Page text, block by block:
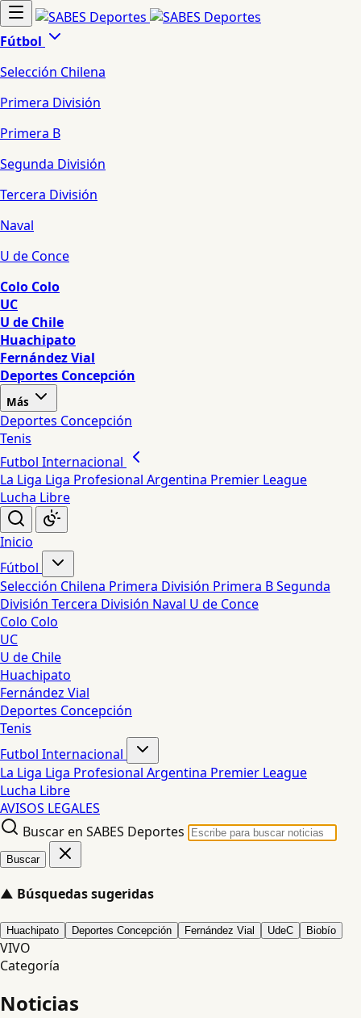
Fútbol
Selección Chilena
Primera División
Primera B
Segunda División
Tercera División
Naval
U de Conce
Colo Colo
UC
U de Chile
Huachipato
Fernández Vial
Deportes Concepción
Más
Deportes Concepción
Tenis
Futbol Internacional
La Liga Liga Profesional Argentina Premier League
Lucha Libre
Inicio
Fútbol
Selección Chilena Primera División Primera BSegunda
División Tercera División Naval U de Conce
Colo Colo
UC
U de Chile
Huachipato
Fernández Vial
Deportes Concepción
Tenis
Futbol Internacional
La Liga Liga Profesional Argentina Premier League
Lucha Libre
AVISOS LEGALES
Buscar en SABES Deportes
Buscar
▲ Búsquedas sugeridas
Huachipato Deportes Concepción Fernández Vial UdeC Biobío
VIVO
Categoría
Noticias